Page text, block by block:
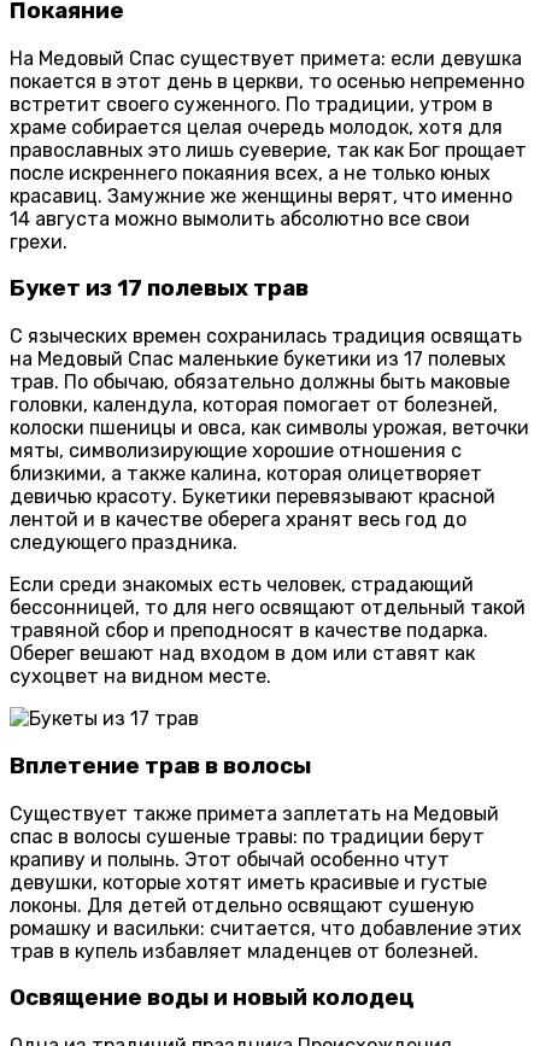
Покаяние
На Медовый Спас существует примета: если девушка
покается в этот день в церкви, то осенью непременно
встретит своего суженного. По традиции, утром в
храме собирается целая очередь молодок, хотя для
православных это лишь суеверие, так как Бог прощает
после искреннего покаяния всех, а не только юных
красавиц. Замужние же женщины верят, что именно
14 августа можно вымолить абсолютно все свои
грехи.
Букет из 17 полевых трав
С языческих времен сохранилась традиция освящать
на Медовый Спас маленькие букетики из 17 полевых
трав. По обычаю, обязательно должны быть маковые
головки, календула, которая помогает от болезней,
колоски пшеницы и овса, как символы урожая, веточки
мяты, символизирующие хорошие отношения с
близкими, а также калина, которая олицетворяет
девичью красоту. Букетики перевязывают красной
лентой и в качестве оберега хранят весь год до
следующего праздника.
Если среди знакомых есть человек, страдающий
бессонницей, то для него освящают отдельный такой
травяной сбор и преподносят в качестве подарка.
Оберег вешают над входом в дом или ставят как
сухоцвет на видном месте.
Вплетение трав в волосы
Существует также примета заплетать на Медовый
спас в волосы сушеные травы: по традиции берут
крапиву и полынь. Этот обычай особенно чтут
девушки, которые хотят иметь красивые и густые
локоны. Для детей отдельно освящают сушеную
ромашку и васильки: считается, что добавление этих
трав в купель избавляет младенцев от болезней.
Освящение воды и новый колодец